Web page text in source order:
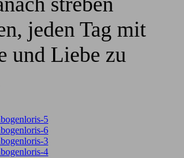
jeden Tag mit
und Liebe zu